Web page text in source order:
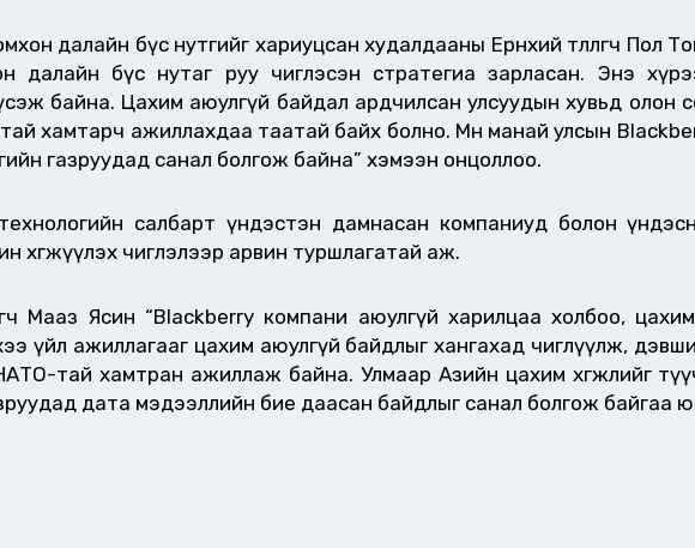
далайн бүс нутгийг хариуцсан худалдааны Ерөнхий төлөөлөгч Пол
далайн бүс нутаг руу чиглэсэн стратегиа зарласан. Энэ
байна. Цахим аюулгүй байдал ардчилсан улсуудын хувьд олон
хамтарч ажиллахдаа таатай байх болно. Мөн манай улсын
газруудад санал болгож байна” хэмээн онцоллоо.
салбарт үндэстэн дамнасан компаниуд болон
хөгжүүлэх чиглэлээр арвин туршлагатай аж.
Мааз Ясин “Blackberry компани аюулгүй харилцаа холбоо,
үйл ажиллагааг цахим аюулгүй байдлыг хангахад чиглүүлж,
тай хамтран ажиллаж байна. Улмаар Азийн цахим хөгжлийг
дата мэдээллийн бие даасан байдлыг санал болгож байгаа